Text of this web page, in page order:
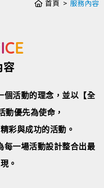
首頁 服務內容
ICE
容
個活動的理念，並以【全
動優先為使命，
彩與成功的活動。
每一場活動設計整合出最
。